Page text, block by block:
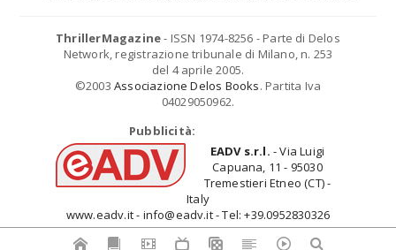
ThrillerMagazine- ISSN 1974-8256 - Parte di Delos
Network, registrazione tribunale di Milano, n. 253
del 4 aprile 2005.
©2003 Associazione Delos Books. Partita Iva
04029050962.
Pubblicità:
EADV s.r.l. - Via Luigi
Capuana, 11 - 95030
Tremestieri Etneo (CT) -
Italy
www.eadv.it - info@eadv.it - Tel: +39.0952830326